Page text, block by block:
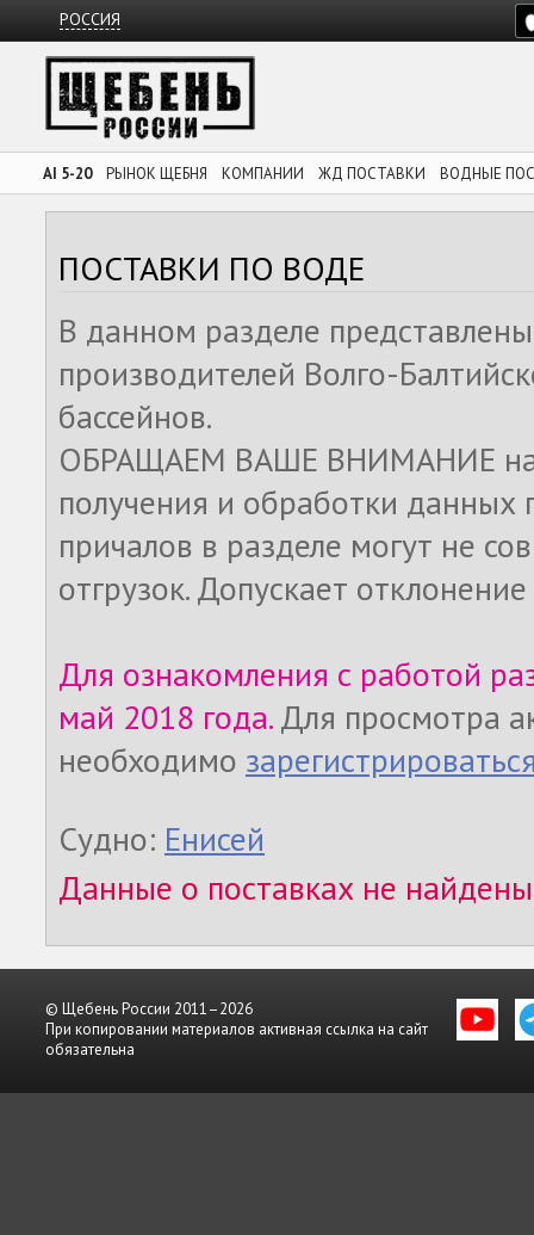
РОССИЯ
AI 5-20 РЫНОК ЩЕБНЯ КОМПАНИИ ЖД ПОСТАВКИ ВОДНЫЕ
ПОСТАВКИ ПО ВОДЕ
В данном разделе
производителей Волго-
бассейнов.
ОБРАЩАЕМ ВАШЕ ВНИМАНИЕ на
получения и обработки данных
причалов в разделе могут не
отгрузок. Допускает
Для ознакомления с работой
май 2018 года.Для просмотра
необходимо
Судно: Енисей
Данные о поставках не найдены
© Щебень России 2011–2026
При копировании материалов активная ссылка на сайт
обязательна